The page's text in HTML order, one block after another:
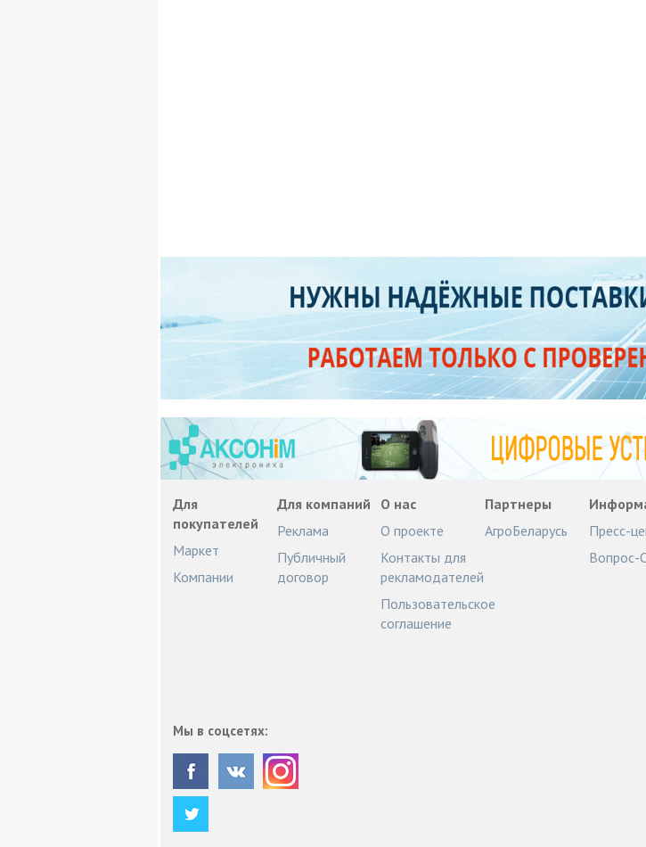
Для
покупателей
Маркет
Компании
Для компаний
Реклама
Публичный
договор
О нас
О проекте
Контакты для
рекламодателей
Пользовательское
соглашение
Партнеры
АгроБеларусь
Пресс-
Вопрос-
Мы в соцсетях: